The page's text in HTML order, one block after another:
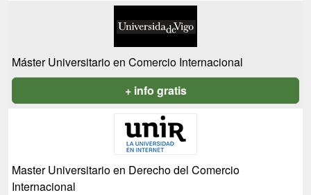
Máster Universitario en Comercio Internacional
+ info gratis
Master Universitario en Derecho del Comercio
Internacional